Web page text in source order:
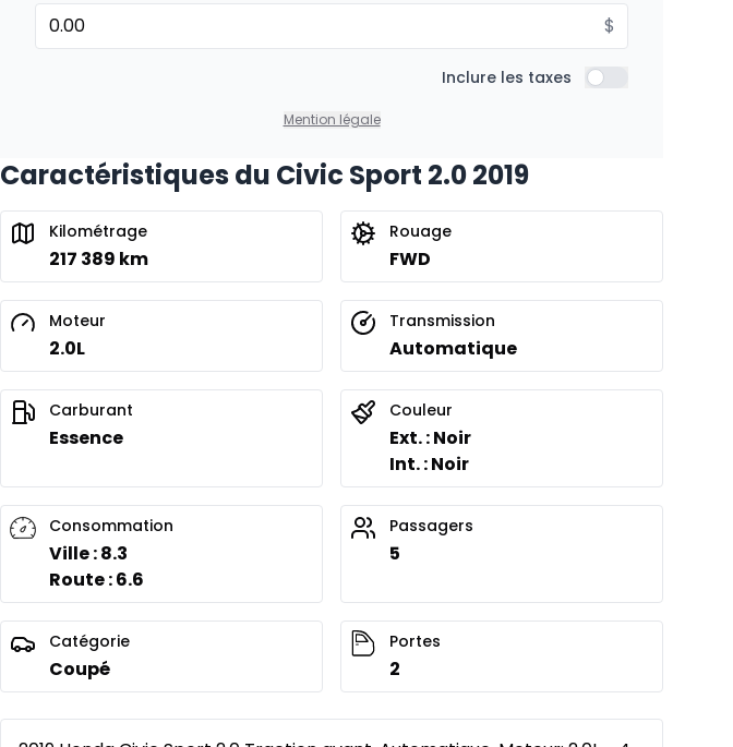
$
Inclure les taxes Inclure les taxes
Mention légale
Caractéristiques du Civic Sport 2.0 2019
Kilométrage
217 389 km
Rouage
FWD
Moteur
2.0L
Transmission
Automatique
Carburant
Essence
Couleur
Ext. : Noir
Int. : Noir
Consommation
Ville : 8.3
Route : 6.6
Passagers
5
Catégorie
Coupé
Portes
2